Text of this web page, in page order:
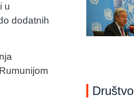
u
dodatnih
Društvo